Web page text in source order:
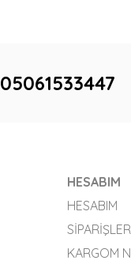
05061533447
HESABIM
HESABIM
KARGOM